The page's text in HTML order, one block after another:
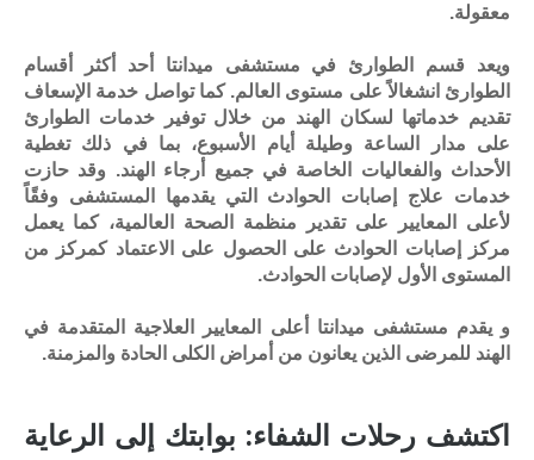
معقولة.
ويعد قسم الطوارئ في مستشفى ميدانتا أحد أكثر أقسام
الطوارئ انشغالاً على مستوى العالم. كما تواصل خدمة الإسعاف
تقديم خدماتها لسكان الهند من خلال توفير خدمات الطوارئ
على مدار الساعة وطيلة أيام الأسبوع، بما في ذلك تغطية
الأحداث والفعاليات الخاصة في جميع أرجاء الهند. وقد حازت
خدمات علاج إصابات الحوادث التي يقدمها المستشفى وفقًاً
لأعلى المعايير على تقدير منظمة الصحة العالمية، كما يعمل
مركز إصابات الحوادث على الحصول على الاعتماد كمركز من
المستوى الأول لإصابات الحوادث.
و يقدم مستشفى ميدانتا أعلى المعايير العلاجية المتقدمة في
الهند للمرضى الذين يعانون من أمراض الكلى الحادة والمزمنة.
اكتشف رحلات الشفاء: بوابتك إلى الرعاية